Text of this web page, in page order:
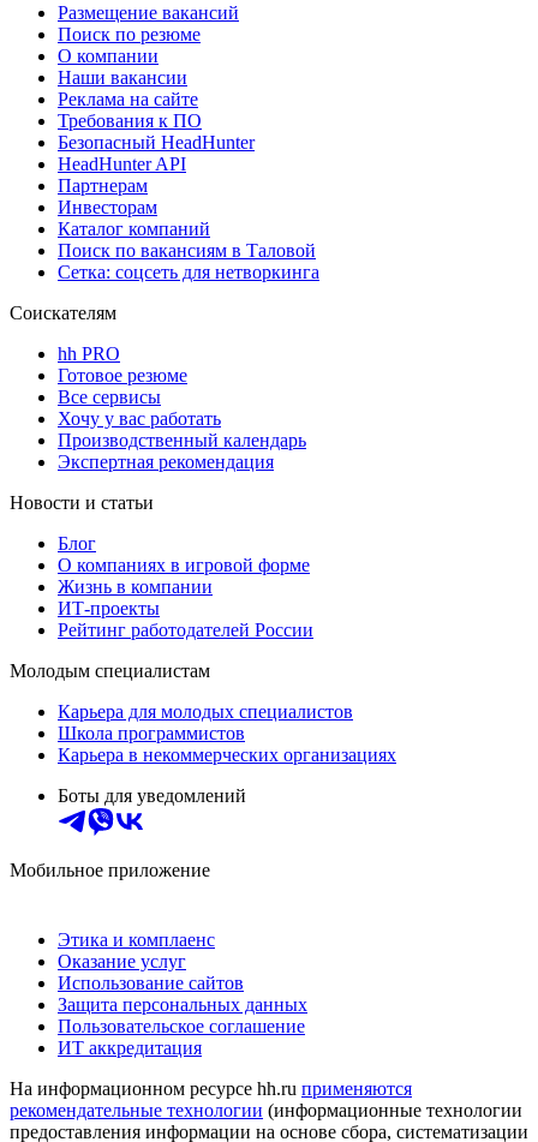
Размещение вакансий
Поиск по резюме
О компании
Наши вакансии
Реклама на сайте
Требования к ПО
Безопасный HeadHunter
HeadHunter API
Партнерам
Инвесторам
Каталог компаний
Поиск по вакансиям в Таловой
Сетка: соцсеть для нетворкинга
Соискателям
hh PRO
Готовое резюме
Все сервисы
Хочу у вас работать
Производственный календарь
Экспертная рекомендация
Новости и статьи
Блог
О компаниях в игровой форме
Жизнь в компании
ИТ-проекты
Рейтинг работодателей России
Молодым специалистам
Карьера для молодых специалистов
Школа программистов
Карьера в некоммерческих организациях
Боты для уведомлений
Мобильное приложение
Этика и комплаенс
Оказание услуг
Использование сайтов
Защита персональных данных
Пользовательское соглашение
ИТ аккредитация
На информационном ресурсе hh.ru применяются
рекомендательные технологии (информационные технологии
предоставления информации на основе сбора, систематизации